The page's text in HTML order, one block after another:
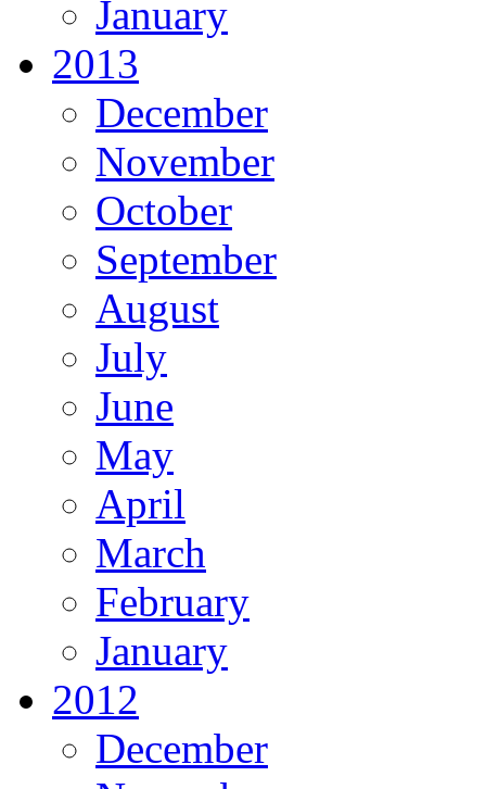
January
2013
December
November
October
September
August
July
June
May
April
March
February
January
2012
December